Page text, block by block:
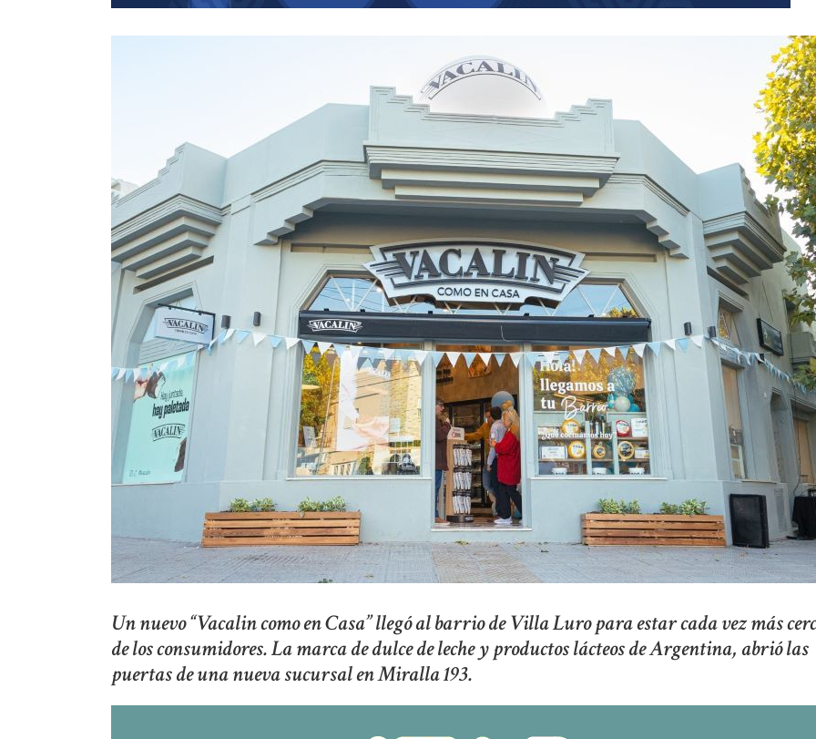
Un nuevo “Vacalin como en Casa” llegó al barrio de Villa Luro para estar cada vez más
de los consumidores. La marca de dulce de leche y productos lácteos de Argentina, abrió las
puertas de una nueva sucursal en Miralla 193.